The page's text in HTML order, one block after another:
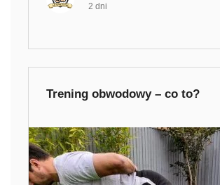
2 dni
Trening obwodowy – co to?